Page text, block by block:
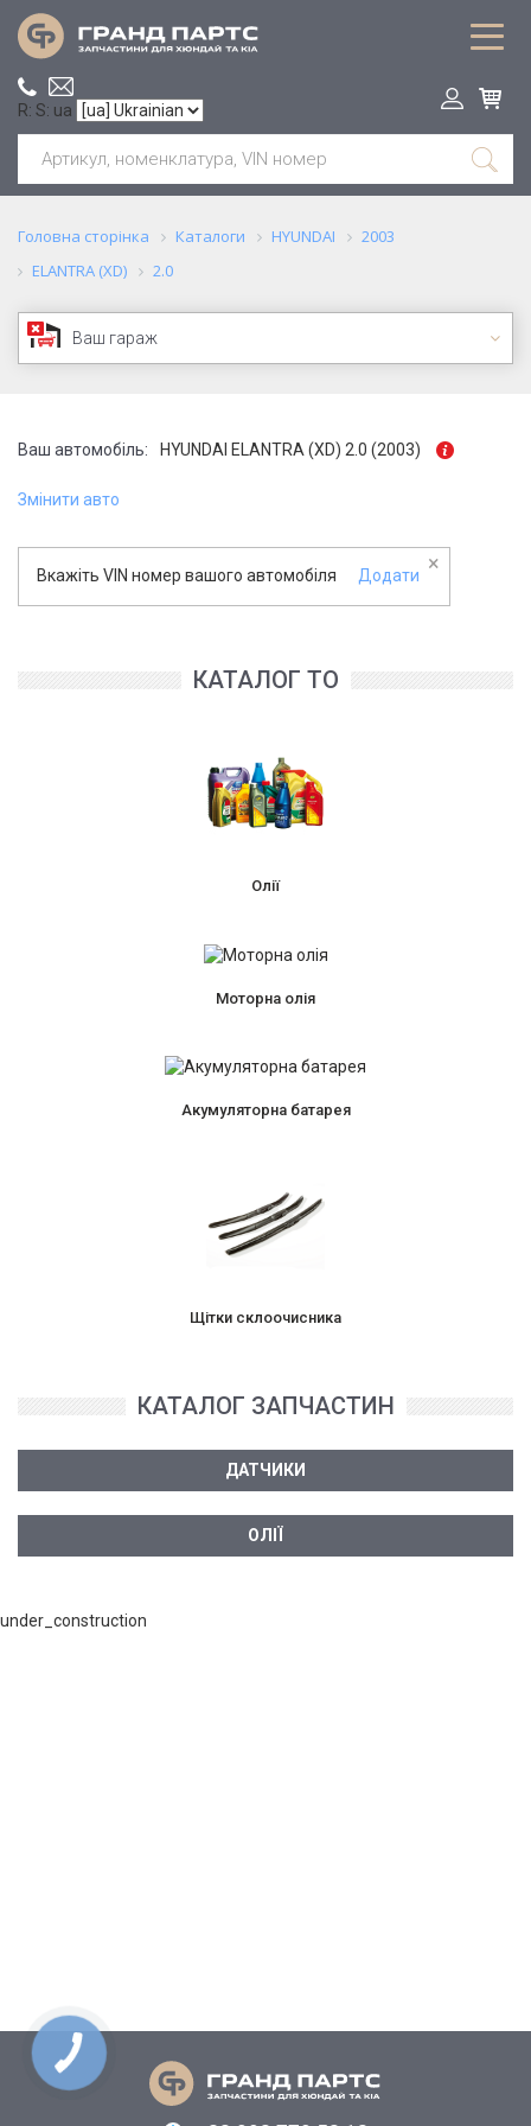
R: S: ua
Головна сторінка Каталоги HYUNDAI
2003
ELANTRA (XD)
2.0
Ваш гараж
Ваш автомобіль: HYUNDAI ELANTRA (XD) 2.0 (2003)
Змінити авто
Вкажіть VIN номер вашого автомобіля Додати
×
КАТАЛОГ ТО
Олії
Моторна олія
Акумуляторна батарея
Щітки склоочисника
КАТАЛОГ ЗАПЧАСТИН
ДАТЧИКИ
ОЛІЇ
under_construction